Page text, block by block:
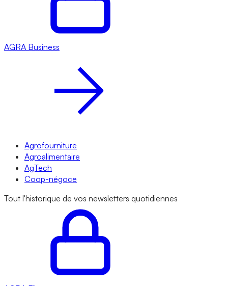
AGRA Business
Agrofourniture
Agroalimentaire
AgTech
Coop-négoce
Tout l'historique de vos newsletters quotidiennes